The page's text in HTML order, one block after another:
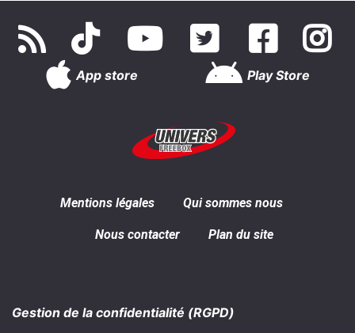
App store Play Store
Mentions légales Qui sommes nous
Nous contacter Plan du site
Gestion de la confidentialité (RGPD)